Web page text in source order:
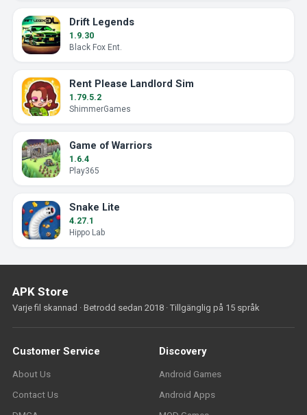
Drift Legends
1.9.30
Black Fox Ent.
Rent Please Landlord Sim
1.79.5.2
ShimmerGames
Game of Warriors
1.6.4
Play365
Snake Lite
4.27.1
Hippo Lab
APK Store
Varje fil skannad · Betrodd sedan 2018 · Tillgänglig på 15 språk
Customer Service
About Us
Contact Us
Discovery
Android Games
Android Apps